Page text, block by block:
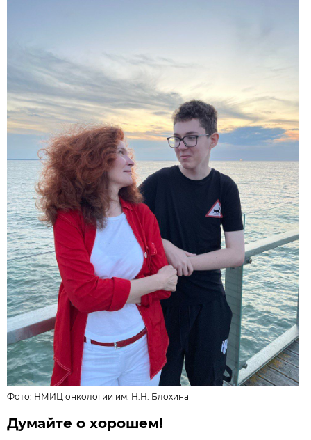
Фото: НМИЦ онкологии им. Н.Н. Блохина
Думайте о хорошем!